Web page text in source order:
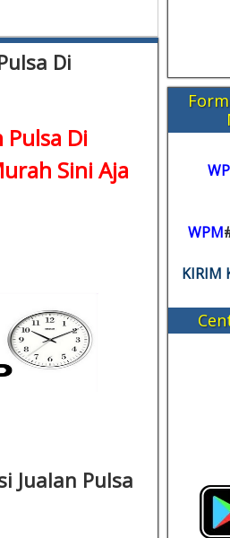
Di
Pulsa Di
Sini Aja
Jualan Pulsa
WPM
KIRIM